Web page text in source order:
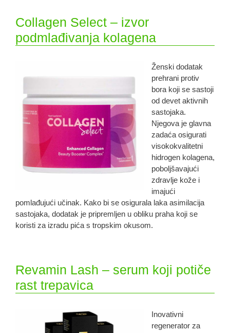
Collagen Select – izvor
podmlađivanja kolagena
Ženski dodatak
prehrani protiv
bora koji se sastoji
od devet aktivnih
sastojaka.
Njegova je glavna
zadaća osigurati
visokokvalitetni
hidrogen kolagena,
poboljšavajući
zdravlje kože i
imajući
pomlađujući učinak. Kako bi se osigurala laka asimilacija
sastojaka, dodatak je pripremljen u obliku praha koji se
koristi za izradu pića s tropskim okusom.
Revamin Lash – serum koji potiče
rast trepavica
Inovativni
regenerator za